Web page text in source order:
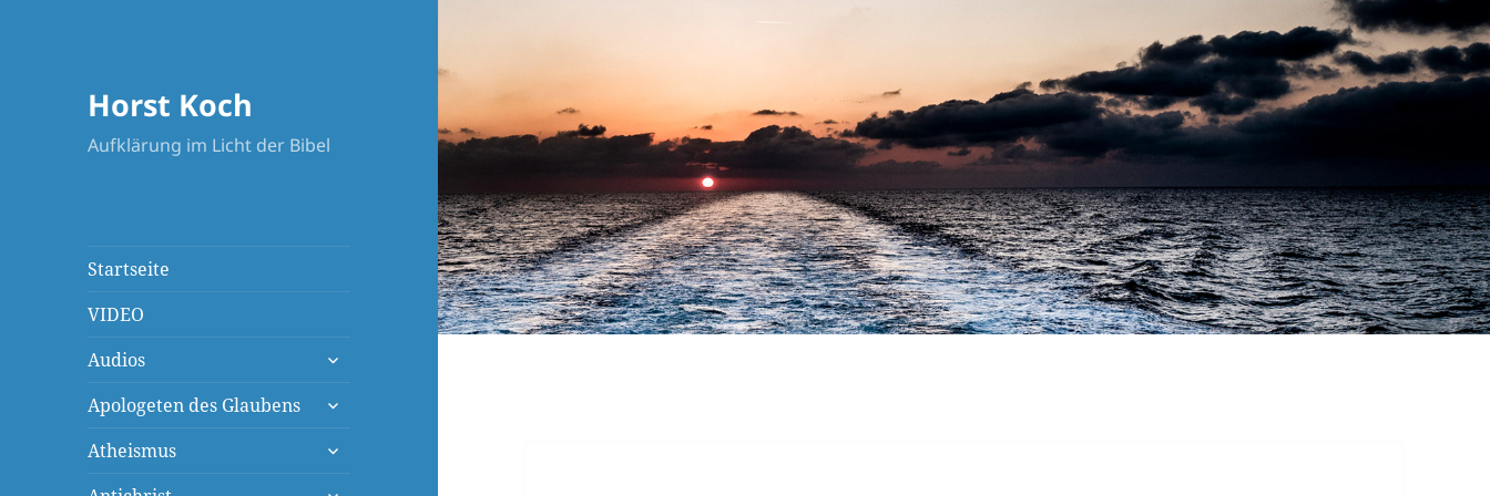
Horst Koch
Aufklärung im Licht der Bibel
Startseite
VIDEO
Audios
untermenü
Apologeten des Glaubens
untermenü
Atheismus
untermenü
untermenü